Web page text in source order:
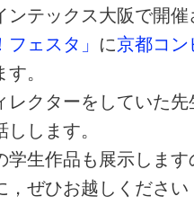
ンテックス大阪で開
ェスタ」 に京都コ
。
レクターをしていた
します。
学生作品も展示しま
，ぜひお越しください